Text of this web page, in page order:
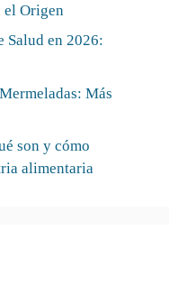
el Origen
Salud en 2026:
Más
son y cómo
alimentaria